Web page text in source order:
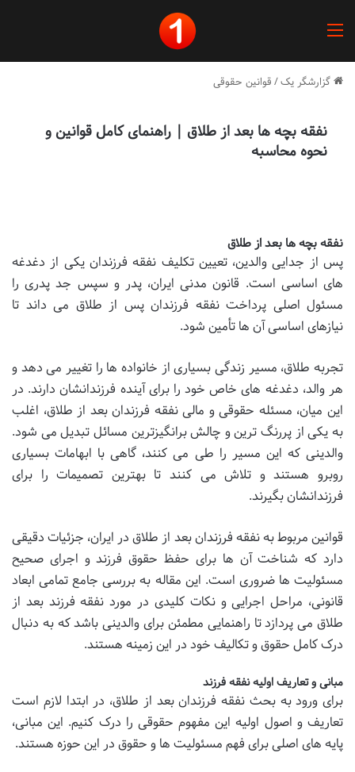
گزارشگر یک/ قوانین حقوقی
نفقه بچه ها بعد از طلاق | راهنمای کامل قوانین و
نحوه محاسبه
نفقه بچه ها بعد از طلاق
پس از جدایی والدین، تعیین تکلیف نفقه فرزندان یکی از دغدغه
های اساسی است. قانون مدنی ایران، پدر و سپس جد پدری را
مسئول اصلی پرداخت نفقه فرزندان پس از طلاق می داند تا
نیازهای اساسی آن ها تأمین شود.
تجربه طلاق، مسیر زندگی بسیاری از خانواده ها را تغییر می دهد و
هر والد، دغدغه های خاص خود را برای آینده فرزندانشان دارند. در
این میان، مسئله حقوقی و مالی نفقه فرزندان بعد از طلاق، اغلب
به یکی از پررنگ ترین و چالش برانگیزترین مسائل تبدیل می شود.
والدینی که این مسیر را طی می کنند، گاهی با ابهامات بسیاری
روبرو هستند و تلاش می کنند تا بهترین تصمیمات را برای
فرزندانشان بگیرند.
قوانین مربوط به نفقه فرزندان بعد از طلاق در ایران، جزئیات دقیقی
دارد که شناخت آن ها برای حفظ حقوق فرزند و اجرای صحیح
مسئولیت ها ضروری است. این مقاله به بررسی جامع تمامی ابعاد
قانونی، مراحل اجرایی و نکات کلیدی در مورد نفقه فرزند بعد از
طلاق می پردازد تا راهنمایی مطمئن برای والدینی باشد که به دنبال
درک کامل حقوق و تکالیف خود در این زمینه هستند.
مبانی و تعاریف اولیه نفقه فرزند
برای ورود به بحث نفقه فرزندان بعد از طلاق، در ابتدا لازم است
تعاریف و اصول اولیه این مفهوم حقوقی را درک کنیم. این مبانی،
پایه های اصلی برای فهم مسئولیت ها و حقوق در این حوزه هستند.